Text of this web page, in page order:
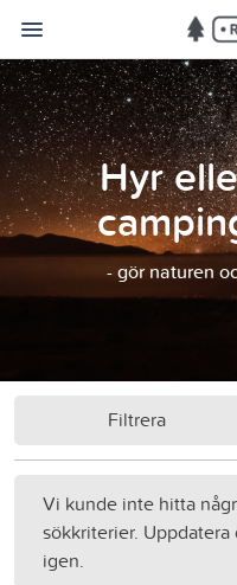
Hyr
- gör naturen
Filtrera
Vi kunde inte hitta
sökkriterier.
igen.